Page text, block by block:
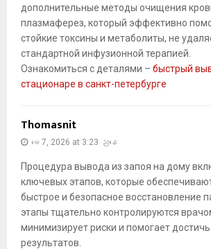
дополнительные методы очищения
плазмаферез, который эффективно
стойкие токсины и метаболиты, не
стандартной инфузионной терапией.
Ознакомиться с деталями – быстрый
стационаре в санкт-петербурге
Thomasnit
မေ 7, 2026 at 3:23 ညနေ
Процедура вывода из запоя на дому
ключевых этапов, которые
быстрое и безопасное восстановление
этапы тщательно контролируются
минимизирует риски и помогает
результатов.